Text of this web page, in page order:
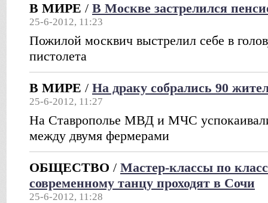
В МИРЕ / В Москве застрелился
25-6-2012, 11:23
Пожилой москвич выстрелил себе в
пистолета
В МИРЕ / На драку собрались 90
25-6-2012, 11:27
На Ставрополье МВД и МЧС
между двумя фермерами
ОБЩЕСТВО / Мастер-классы по
современному танцу проходят в Сочи
25-6-2012, 11:28